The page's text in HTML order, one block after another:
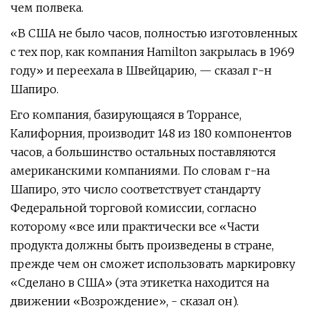
чем полвека.
«В США не было часов, полностью изготовленных
с тех пор, как компания Hamilton закрылась в 1969
году» и переехала в Швейцарию, — сказал г-н
Шапиро.
Его компания, базирующаяся в Торрансе,
Калифорния, производит 148 из 180 компонентов
часов, а большинство остальных поставляются
американскими компаниями. По словам г-на
Шапиро, это число соответствует стандарту
Федеральной торговой комиссии, согласно
которому «все или практически все «Части
продукта должны быть произведены в стране,
прежде чем он сможет использовать маркировку
«Сделано в США» (эта этикетка находится на
движении «Возрождение», - сказал он).